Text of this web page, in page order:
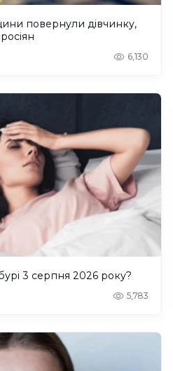
повернули дівчинку,
6,130
3 серпня 2026 року?
5,783